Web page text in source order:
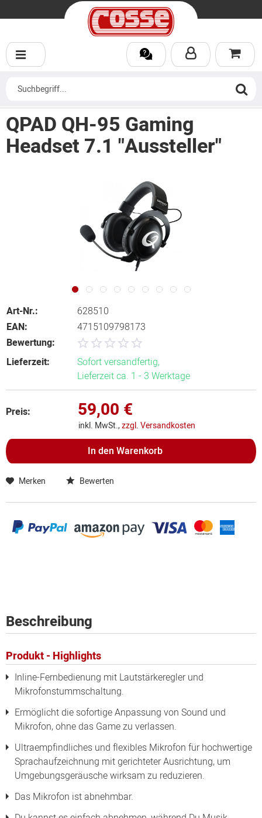
QPAD QH-95 Gaming
Headset 7.1 "Aussteller"
Art-Nr.:
628510
EAN:
4715109798173
Bewertung:
Lieferzeit:
Sofort versandfertig,
Lieferzeit ca. 1 - 3 Werktage
Preis: 59,00 €
inkl. MwSt.,zzgl. Versandkosten
In den Warenkorb
Merken Bewerten
Beschreibung
Produkt - Highlights
Inline-Fernbedienung mit Lautstärkeregler und
Mikrofonstummschaltung.
Ermöglicht die sofortige Anpassung von Sound und
Mikrofon, ohne das Game zu verlassen.
Ultraempfindliches und flexibles Mikrofon für hochwertige
Sprachaufzeichnung mit gerichteter Ausrichtung, um
Umgebungsgeräusche wirksam zu reduzieren.
Das Mikrofon ist abnehmbar.